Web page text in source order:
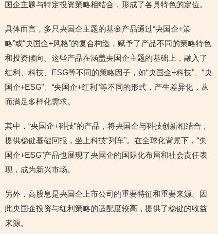
国企主题与特定投资策略相结合，形成了各具特色的定位。
具体而言，多只央国企主题的基金产品通过“央国企+策
略”或“央国企+风格”的复合构造，赋予了产品不同的策略特色
和投资倾向。这些产品在涵盖央国企主题的基础上，融入了
红利、科技、ESG等不同的策略因子，如“央国企+科技”、“央
国企+ESG”、“央国企+红利”等不同的形式，产生差异化，从
而满足多样化需求。
其中，“央国企+科技”的产品，将央国企与科技创新相结合，
提供稳健基础回报，坐上科技“列车”。在全球化背景下，“央
国企+ESG”产品也展现了央国企的国际化布局和社会责任表
现，成为新兴市场。
另外，高股息是央国企上市公司的重要特征和重要来源。因
此央国企投资与红利策略的适配度较高，提供了稳健的收益
来源。